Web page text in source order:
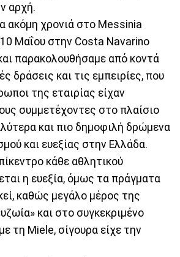
αρχή.
ακόμη χρονιά στο Messinia
Μαΐου στην Costa Navarino
παρακολουθήσαμε από κοντά
δράσεις και τις εμπειρίες, που
της εταιρίας είχαν
συμμετέχοντες στο πλαίσιο
και πιο δημοφιλή δρώμενα
και ευεξίας στην Ελλάδα.
κάθε αθλητικού
η ευεξία, όμως τα πράγματα
καθώς μεγάλο μέρος της
και στο συγκεκριμένο
τη Miele, σίγουρα είχε την